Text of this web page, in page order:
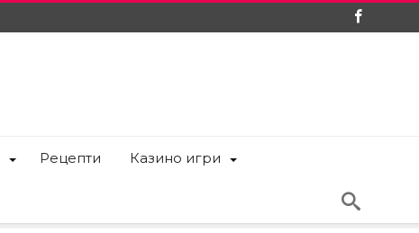
Рецепти Казино игри